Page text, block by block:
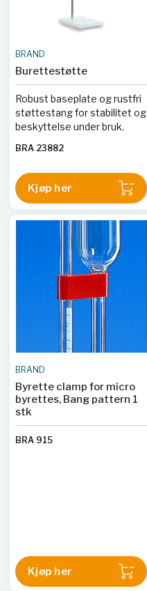
BRAND
Burettestøtte
Robust baseplate og rustfri
støttestang for stabilitet og
beskyttelse under bruk.
BRA 23882
Kjøp her
BRAND
Byrette clamp for micro
byrettes, Bang pattern 1
stk
BRA 915
Kjøp her